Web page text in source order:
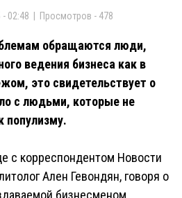
- 02:48 | Просмотров - 478
обращаются люди,
ведения бизнеса как в
это свидетельствует о
с людьми, которые не
популизму.
с корреспондентом Новости
Ален Гевондян, говоря о
бизнесменом